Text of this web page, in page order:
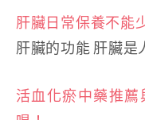
肝臟日常保養不能
肝臟的功能 肝臟
活血化瘀中藥推